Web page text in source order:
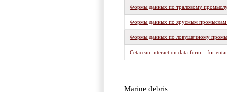
Формы данных по траловому промыслу
Формы данных по ярусным промыслам
Формы данных по ловушечному
Cetacean interaction data form – for
Marine debris